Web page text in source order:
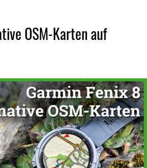
OSM-Karten auf